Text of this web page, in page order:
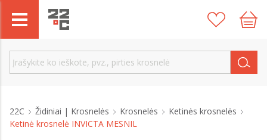
22C Židiniai | Krosnelės Krosnelės
Ketinės krosnelės
Ketinė krosnelė INVICTA MESNIL